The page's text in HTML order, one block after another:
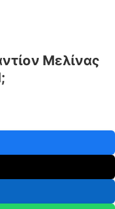
Μελίνας